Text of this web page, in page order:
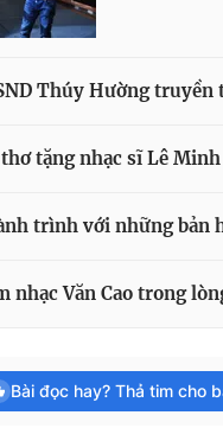
Thúy Hường
tặng nhạc sĩ Lê
trình với những bản
nhạc Văn Cao trong
Bài đọc hay? Thả tim cho